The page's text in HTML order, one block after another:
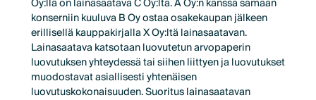
konserniin kuuluva B Oy ostaa osakekaupan jälkeen
erillisellä kauppakirjalla X Oy:ltä lainasaatavan.
Lainasaatava katsotaan luovutetun arvopaperin
luovutuksen yhteydessä tai siihen liittyen ja luovutukset
muodostavat asiallisesti yhtenäisen
luovutuskokonaisuuden. Suoritus lainasaatavan